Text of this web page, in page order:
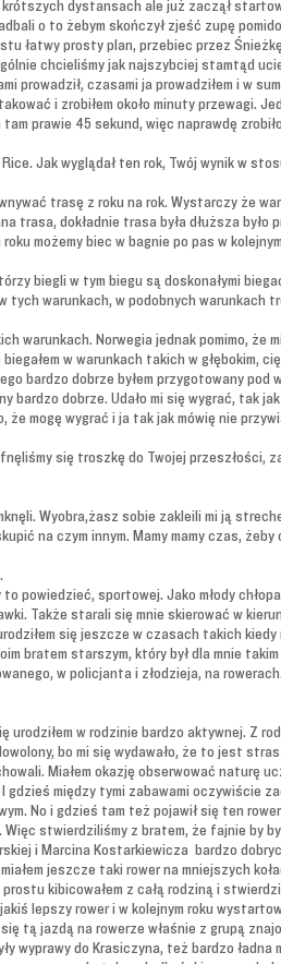
krótszych dystansach ale już zaczął
o to żebym skończył zjeść zupę
łatwy prosty plan, przebiec przez
chcieliśmy jak najszybciej stamtąd
prowadził, czasami ja prowadziłem i w
i zrobiłem około minuty przewagi.
prawie 45 sekund, więc naprawdę
Jak wyglądał ten rok, Twój wynik w
trasę z roku na rok. Wystarczy że
trasa, dokładnie trasa była dłuższa było
możemy biec w bagnie po pas w
biegli w tym biegu są doskonałymi
tych warunkach, w podobnych warunkach
warunkach. Norwegia jednak pomimo, że
w warunkach takich w głębokim,
bardzo dobrze byłem przygotowany pod
dobrze. Udało mi się wygrać, tak
mogę wygrać i ja tak jak mówię nie
się troszkę do Twojej przeszłości,
Wyobra,żasz sobie zakleili mi ją
na czym innym. Mamy mamy czas,
powiedzieć, sportowej. Jako młody
Także starali się mnie skierować w
się jeszcze w czasach takich kiedy
bratem starszym, który był dla mnie
w policjanta i złodzieja, na
urodziłem w rodzinie bardzo aktywnej. Z
bo mi się wydawało, że to jest
Miałem okazję obserwować naturę
między tymi zabawami oczywiście
No i gdzieś tam też pojawił się ten
Więc stwierdziliśmy z bratem, że fajnie by
i Marcina Kostarkiewicza bardzo
jeszcze taki rower na mniejszych
kibicowałem z całą rodziną i
lepszy rower i w kolejnym roku
tą jazdą na rowerze właśnie z grupą
wyprawy do Krasiczyna, też bardzo ładna